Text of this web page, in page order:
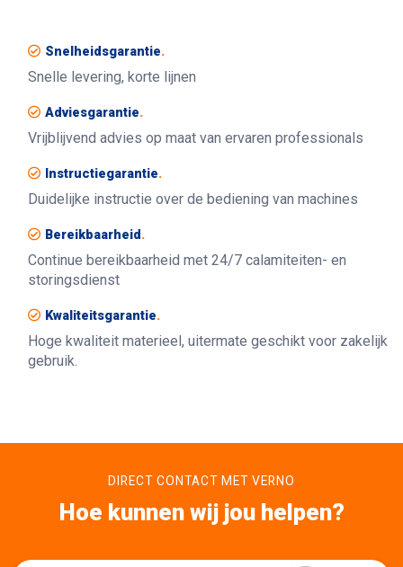
Snelheidsgarantie.
Snelle levering, korte lijnen
Adviesgarantie.
Vrijblijvend advies op maat van ervaren professionals
Instructiegarantie.
Duidelijke instructie over de bediening van machines
Bereikbaarheid .
Continue bereikbaarheid met 24/7 calamiteiten- en
storingsdienst
Kwaliteitsgarantie.
Hoge kwaliteit materieel, uitermate geschikt voor zakelijk
gebruik.
DIRECT CONTACT MET VERNO
Hoe kunnen wij jou helpen?